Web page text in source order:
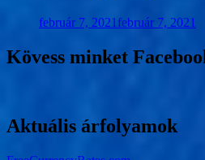
február 7, 2021 február 7, 2021
Kövess minket
Aktuális árfolyamok